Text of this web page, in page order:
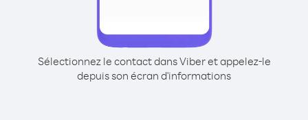
Sélectionnez le contact dans Viber et appelez-le
depuis son écran d'informations